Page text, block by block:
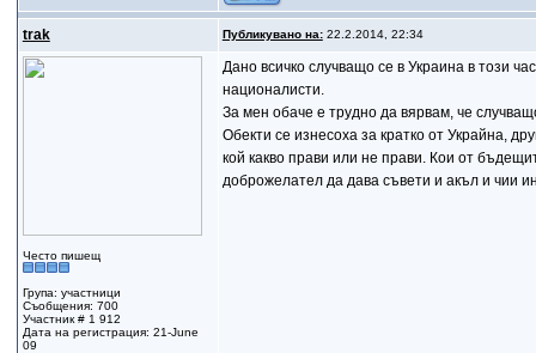
trak Публикувано на:22.2.2014, 22:34
Често пишещ
Група: участници
Съобщения: 700
Участник # 1 912
Дата на регистрация: 21-June
09
Дано всичко случващо се в Украина в този
националисти.
За мен обаче е трудно да вярвам, че
Обекти се изнесоха за кратко от Украйна,
кой какво прави или не прави. Кои от
доброжелател да дава съвети и акъл и чии